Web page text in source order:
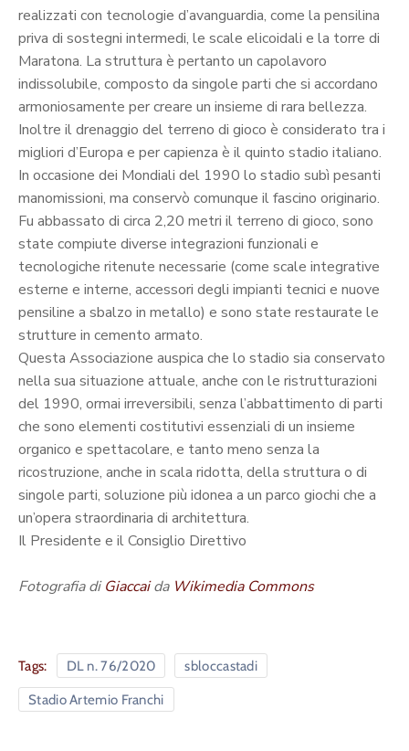
realizzati con tecnologie d’avanguardia, come la pensilina
priva di sostegni intermedi, le scale elicoidali e la torre di
Maratona. La struttura è pertanto un capolavoro
indissolubile, composto da singole parti che si accordano
armoniosamente per creare un insieme di rara bellezza.
Inoltre il drenaggio del terreno di gioco è considerato tra i
migliori d’Europa e per capienza è il quinto stadio italiano.
In occasione dei Mondiali del 1990 lo stadio subì pesanti
manomissioni, ma conservò comunque il fascino originario.
Fu abbassato di circa 2,20 metri il terreno di gioco, sono
state compiute diverse integrazioni funzionali e
tecnologiche ritenute necessarie (come scale integrative
esterne e interne, accessori degli impianti tecnici e nuove
pensiline a sbalzo in metallo) e sono state restaurate le
strutture in cemento armato.
Questa Associazione auspica che lo stadio sia conservato
nella sua situazione attuale, anche con le ristrutturazioni
del 1990, ormai irreversibili, senza l’abbattimento di parti
che sono elementi costitutivi essenziali di un insieme
organico e spettacolare, e tanto meno senza la
ricostruzione, anche in scala ridotta, della struttura o di
singole parti, soluzione più idonea a un parco giochi che a
un’opera straordinaria di architettura.
Il Presidente e il Consiglio Direttivo
Fotografia diGiaccaida Wikimedia Commons
Tags: DL n. 76/2020 sbloccastadi
Stadio Artemio Franchi